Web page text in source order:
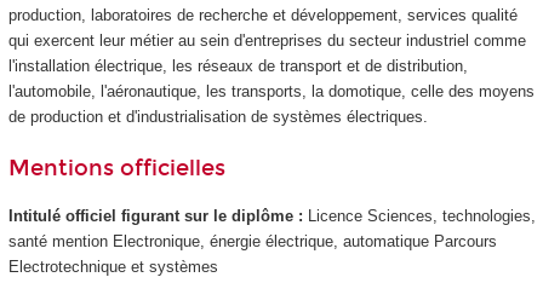
production, laboratoires de recherche et développement, services qualité
qui exercent leur métier au sein d'entreprises du secteur industriel comme
l'installation électrique, les réseaux de transport et de distribution,
l'automobile, l'aéronautique, les transports, la domotique, celle des moyens
de production et d'industrialisation de systèmes électriques.
Mentions officielles
Intitulé officiel figurant sur le diplôme :
Licence Sciences, technologies,
santé mention Electronique, énergie électrique, automatique Parcours
Electrotechnique et systèmes